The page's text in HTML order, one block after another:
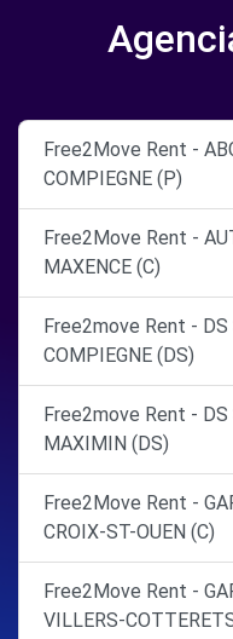
Free2Move Rent -
COMPIEGNE (P)
Free2Move Rent -
MAXENCE (C)
Free2move Rent - DS
COMPIEGNE (DS)
Free2move Rent -
MAXIMIN (DS)
Free2Move Rent -
CROIX-ST-OUEN (C)
Free2Move Rent -
VILLERS-